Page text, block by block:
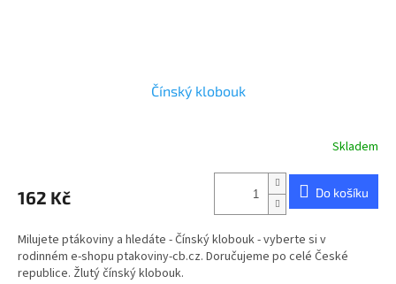
Čínský klobouk
Skladem
162 Kč Do košíku
Milujete ptákoviny a hledáte - Čínský klobouk - vyberte si v
rodinném e-shopu ptakoviny-cb.cz. Doručujeme po celé České
republice. Žlutý čínský klobouk.